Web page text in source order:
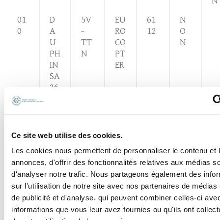
Ce site web utilise des cookies.
Les cookies nous permettent de personnaliser le contenu et
annonces, d'offrir des fonctionnalités relatives aux médias
d'analyser notre trafic. Nous partageons également des
sur l'utilisation de notre site avec nos partenaires de médias
de publicité et d'analyse, qui peuvent combiner celles-ci
informations que vous leur avez fournies ou qu'ils ont
01
0
D
A
U
PH
IN
SA
36
5V
-
TT
N
EU
RO
CO
PT
ER
61
12
N
O
N
❮ 1 2 3 4 5 ❯